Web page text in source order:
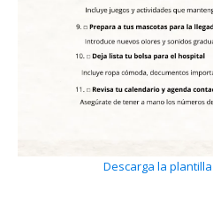
Descarga la